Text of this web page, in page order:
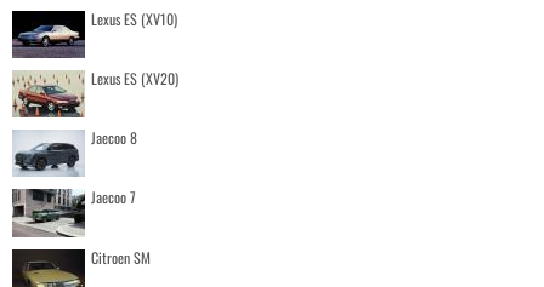
Lexus ES (XV10)
Lexus ES (XV20)
Jaecoo 8
Jaecoo 7
Citroen SM